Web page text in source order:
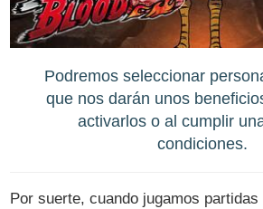
Podremos seleccionar
que nos darán unos
activarlos o al cumplir
condiciones.
Por suerte, cuando jugamos